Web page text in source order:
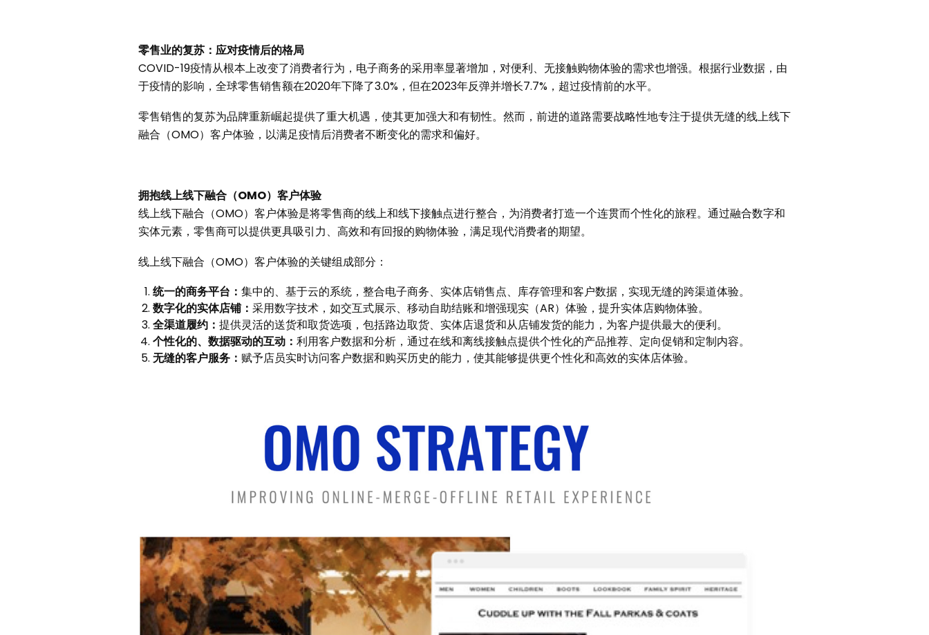
零售业的复苏：应对疫情后的格局
COVID-19疫情从根本上改变了消费者行为，电子商务的采用率显著增加，对便利、无接触购物体验的需求也增强。根据行业数据，由
于疫情的影响，全球零售销售额在2020年下降了3.0%，但在2023年反弹并增长7.7%，超过疫情前的水平。
零售销售的复苏为品牌重新崛起提供了重大机遇，使其更加强大和有韧性。然而，前进的道路需要战略性地专注于提供无缝的线上线下
融合（OMO）客户体验，以满足疫情后消费者不断变化的需求和偏好。
拥抱线上线下融合（OMO）客户体验
线上线下融合（OMO）客户体验是将零售商的线上和线下接触点进行整合，为消费者打造一个连贯而个性化的旅程。通过融合数字和
实体元素，零售商可以提供更具吸引力、高效和有回报的购物体验，满足现代消费者的期望。
线上线下融合（OMO）客户体验的关键组成部分：
统一的商务平台： 集中的、基于云的系统，整合电子商务、实体店销售点、库存管理和客户数据，实现无缝的跨渠道体验。
数字化的实体店铺： 采用数字技术，如交互式展示、移动自助结账和增强现实（AR）体验，提升实体店购物体验。
全渠道履约： 提供灵活的送货和取货选项，包括路边取货、实体店退货和从店铺发货的能力，为客户提供最大的便利。
个性化的、数据驱动的互动： 利用客户数据和分析，通过在线和离线接触点提供个性化的产品推荐、定向促销和定制内容。
无缝的客户服务： 赋予店员实时访问客户数据和购买历史的能力，使其能够提供更个性化和高效的实体店体验。